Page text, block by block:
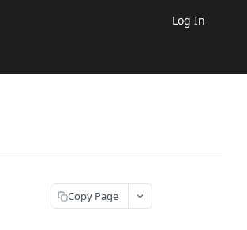
Log In
Copy Page